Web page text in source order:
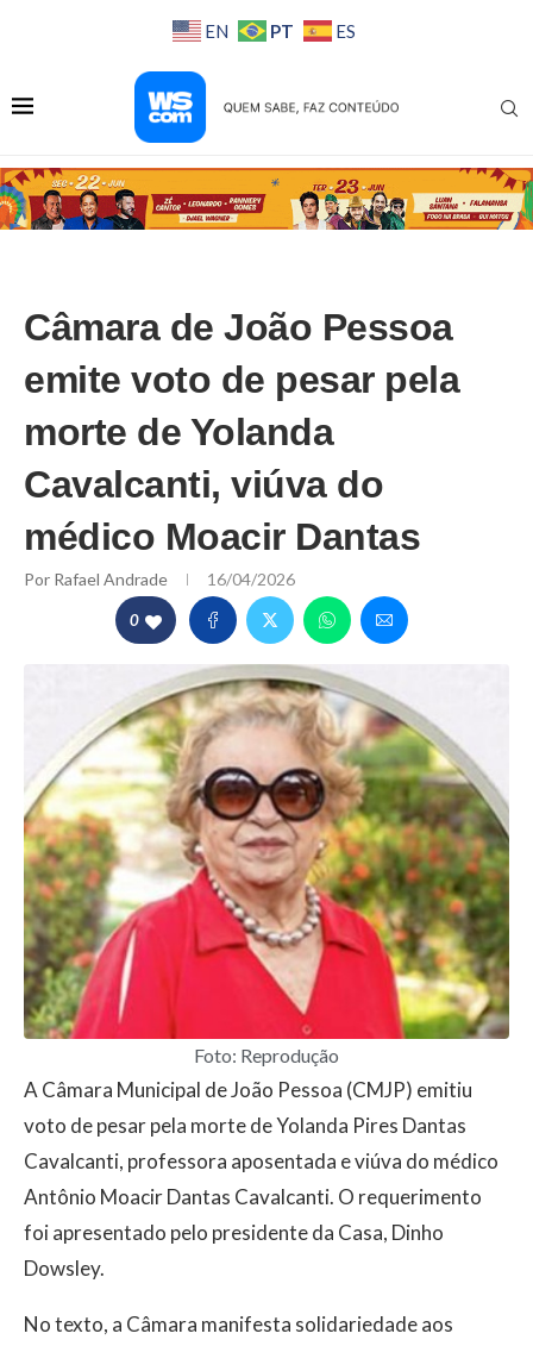
EN PT ES
Câmara de João Pessoa
emite voto de pesar pela
morte de Yolanda
Cavalcanti, viúva do
médico Moacir Dantas
Por Rafael Andrade 16/04/2026
0
Foto: Reprodução
A Câmara Municipal de João Pessoa (CMJP) emitiu
voto de pesar pela morte de Yolanda Pires Dantas
Cavalcanti, professora aposentada e viúva do médico
Antônio Moacir Dantas Cavalcanti. O requerimento
foi apresentado pelo presidente da Casa, Dinho
Dowsley.
No texto, a Câmara manifesta solidariedade aos